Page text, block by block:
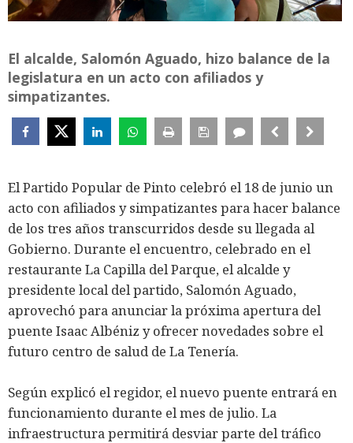
El alcalde, Salomón Aguado, hizo balance de la
legislatura en un acto con afiliados y
simpatizantes.
El Partido Popular de Pinto celebró el 18 de junio un
acto con afiliados y simpatizantes para hacer balance
de los tres años transcurridos desde su llegada al
Gobierno. Durante el encuentro, celebrado en el
restaurante La Capilla del Parque, el alcalde y
presidente local del partido, Salomón Aguado,
aprovechó para anunciar la próxima apertura del
puente Isaac Albéniz y ofrecer novedades sobre el
futuro centro de salud de La Tenería.
Según explicó el regidor, el nuevo puente entrará en
funcionamiento durante el mes de julio. La
infraestructura permitirá desviar parte del tráfico